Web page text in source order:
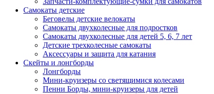
Самокаты детские
Беговелы детские велокаты
Самокаты двухколесные для подростков
Самокаты двухколесные для детей 5, 6, 7 лет
Детские трехколесные самокаты
Аксессуары и защита для катания
Cкейты и лонгборды
Лонгборды
Мини-круизеры со светящимися колесами
Пенни Борды, мини-круизеры для детей